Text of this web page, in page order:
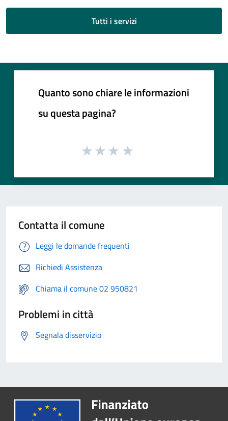
Tutti i servizi
Quanto sono chiare le informazioni
su questa pagina?
Contatta il comune
Leggi le domande frequenti
Richiedi Assistenza
Chiama il comune 02 950821
Problemi in città
Segnala disservizio